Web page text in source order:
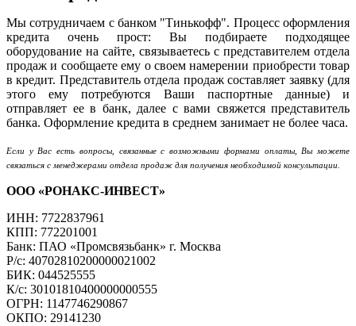
Мы сотрудничаем с банком "Тинькофф". Процесс оформления
кредита очень прост: Вы подбираете подходящее
оборудование на сайте, связываетесь с представителем отдела
продаж и сообщаете ему о своем намерении приобрести товар
в кредит. Представитель отдела продаж составляет заявку (для
этого ему потребуются Ваши паспортные данные) и
отправляет ее в банк, далее с вами свяжется представитель
банка. Оформление кредита в среднем занимает не более часа.
Если у Вас есть вопросы, связанные с возможными формами оплаты, Вы можете
связаться с менеджерами отдела продаж для получения необходимой консультации.
ООО «РОНАКС-ИНВЕСТ»
ИНН: 7722837961
КПП: 772201001
Банк: ПАО «Промсвязьбанк» г. Москва
Р/с: 40702810200000021002
БИК: 044525555
К/с: 30101810400000000555
ОГРН: 1147746290867
ОКПО: 29141230